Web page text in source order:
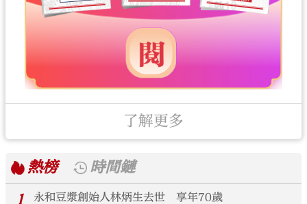
了解更多
熱榜
時間鏈
1
永和豆漿創始人林炳生去世 享年70歲